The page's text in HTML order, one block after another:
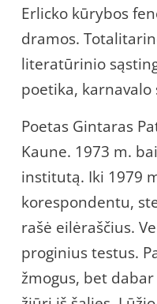
Erlicko kūrybos
dramos.
literatūrinio
poetika, karnavalo
Poetas Gintaras
Kaune. 1973 m.
institutą. Iki 1979
korespondentu,
rašė eilėraščius.
proginius testus.
žmogus, bet